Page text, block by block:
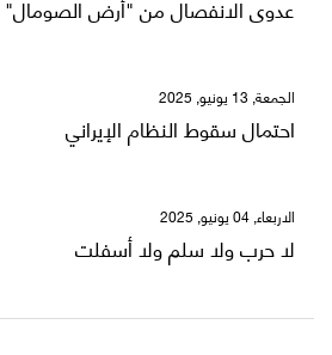
عدوى الانفصال من "أرض الصومال"
الجمعة, 13 يونيو, 2025
احتمال سقوط النظام الإيراني
الاربعاء, 04 يونيو, 2025
لا حرب ولا سلم ولا أسفلت